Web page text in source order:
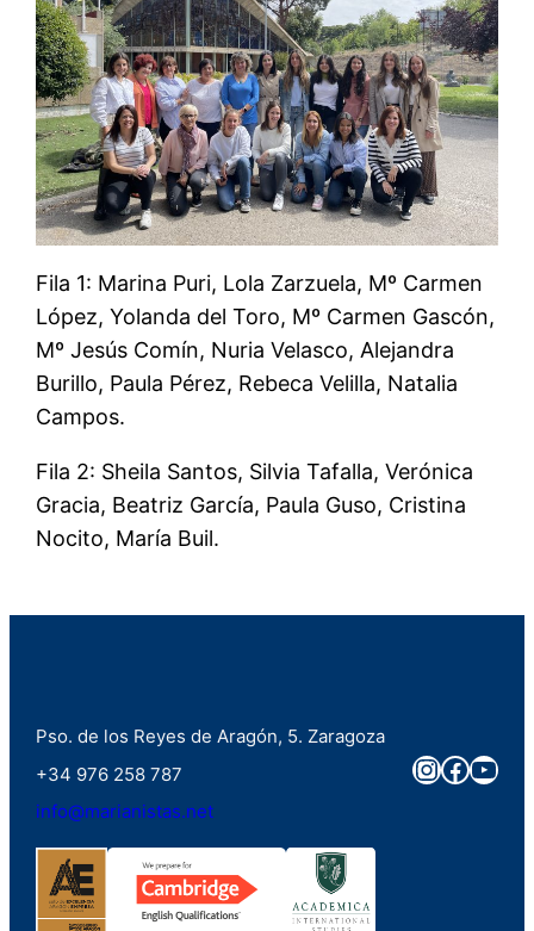
Fila 1: Marina Puri, Lola Zarzuela, Mº Carmen
López, Yolanda del Toro, Mº Carmen Gascón,
Mº Jesús Comín, Nuria Velasco, Alejandra
Burillo, Paula Pérez, Rebeca Velilla, Natalia
Campos.
Fila 2: Sheila Santos, Silvia Tafalla, Verónica
Gracia, Beatriz García, Paula Guso, Cristina
Nocito, María Buil.
Pso. de los Reyes de Aragón, 5. Zaragoza
+34 976 258 787
info@marianistas.net